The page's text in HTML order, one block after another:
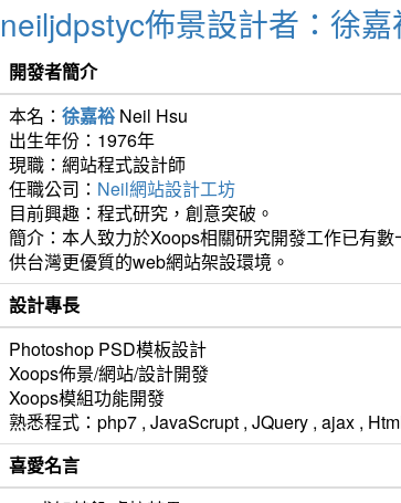
neiljdpstyc佈景設計者：徐
開發者簡介
本名： 徐嘉裕 Neil Hsu
出生年份：1976年
現職：網站程式設計師
任職公司： Neil網站設計工坊
目前興趣：程式研究，創意突破。
簡介：本人致力於Xoops相關研究開發工作已有
供台灣更優質的web網站架設環境。
設計專長
Photoshop PSD模板設計
Xoops佈景/網站/設計開發
Xoops模組功能開發
熟悉程式：php7 , JavaScrupt , JQuery , ajax ,
喜愛名言